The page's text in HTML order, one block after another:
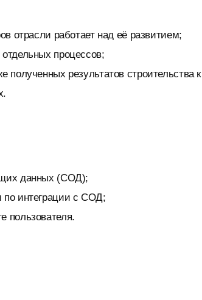
отрасли работает над её развитием;
процессов;
полученных результатов строительства к
данных (СОД);
по интеграции с СОД;
пользователя.